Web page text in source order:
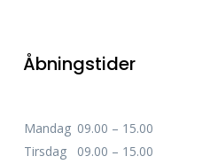
Åbningstider
Mandag 09.00 – 15.00
Tirsdag
09.00 – 15.00